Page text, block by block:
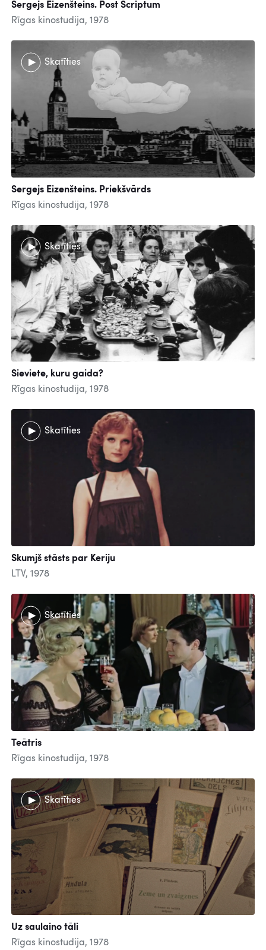
Sergejs Eizenšteins. Post Scriptum
Rīgas kinostudija, 1978
Skatīties
Sergejs Eizenšteins. Priekšvārds
Rīgas kinostudija, 1978
Skatīties
Sieviete, kuru gaida?
Rīgas kinostudija, 1978
Skatīties
Skumjš stāsts par Keriju
LTV, 1978
Skatīties
Teātris
Rīgas kinostudija, 1978
Skatīties
Uz saulaino tāli
Rīgas kinostudija, 1978